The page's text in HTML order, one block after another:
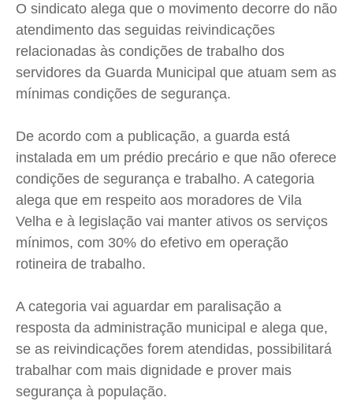
Publicidade Legal
Anuncie
Contato
Anuncie
Termos de Uso
Privacidade
Publicidade Legal
Anuncie
Contato
Anuncie
Termos de Uso
Privacidade
Publicidade Legal
Anuncie
Contato
Anuncie
Termos de Uso
Privacidade
Publicidade Legal
Anuncie
Contato
Anuncie
Termos de Uso
Privacidade
O sindicato alega que o movimento decorre do não
atendimento das seguidas reivindicações
relacionadas às condições de trabalho dos
servidores da Guarda Municipal que atuam sem as
mínimas condições de segurança.
De acordo com a publicação, a guarda está
instalada em um prédio precário e que não oferece
condições de segurança e trabalho. A categoria
alega que em respeito aos moradores de Vila
Velha e à legislação vai manter ativos os serviços
mínimos, com 30% do efetivo em operação
rotineira de trabalho.
A categoria vai aguardar em paralisação a
resposta da administração municipal e alega que,
se as reivindicações forem atendidas, possibilitará
trabalhar com mais dignidade e prover mais
segurança à população.